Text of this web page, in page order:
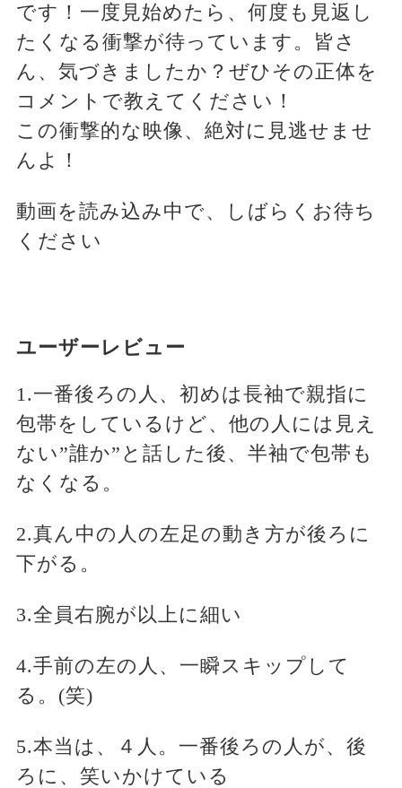
です！一度見始めたら、何度も見返し
たくなる衝撃が待っています。皆さ
ん、気づきましたか？ぜひその正体を
コメントで教えてください！
この衝撃的な映像、絶対に見逃せませ
んよ！
動画を読み込み中で、しばらくお待ち
ください
ユーザーレビュー
1.一番後ろの人、初めは長袖で親指に
包帯をしているけど、他の人には見え
ない”誰か”と話した後、半袖で包帯も
なくなる。
2.真ん中の人の左足の動き方が後ろに
下がる。
3.全員右腕が以上に細い
4.手前の左の人、一瞬スキップして
る。(笑)
5.本当は、４人。一番後ろの人が、後
ろに、笑いかけている